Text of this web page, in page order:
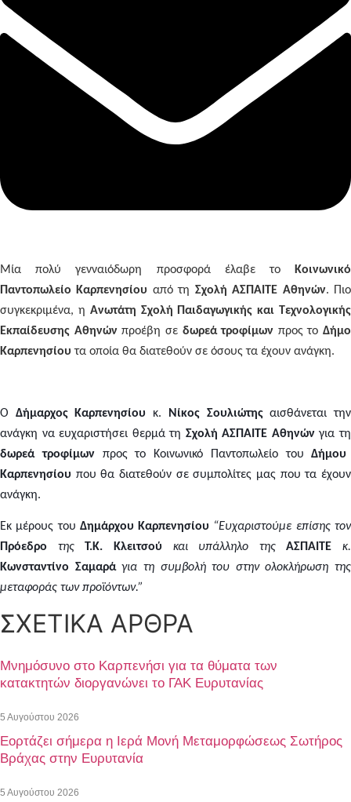
Μία πολύ γενναιόδωρη προσφορά έλαβε το Κοινωνικό
Παντοπωλείο Καρπενησίου από τη Σχολή ΑΣΠΑΙΤΕ Αθηνών. Πιο
συγκεκριμένα, η Ανωτάτη Σχολή Παιδαγωγικής και Τεχνολογικής
Εκπαίδευσης Αθηνώνπροέβη σε δωρεά τροφίμων προς το Δήμο
Καρπενησίουτα οποία θα διατεθούν σε όσους τα έχουν ανάγκη.
Ο Δήμαρχος Καρπενησίου κ. Νίκος Σουλιώτηςαισθάνεται την
ανάγκη να ευχαριστήσει θερμά τη Σχολή ΑΣΠΑΙΤΕ Αθηνώνγια τη
δωρεά τροφίμωνπρος το Κοινωνικό Παντοπωλείο τουΔήμου
Καρπενησίου που θα διατεθούν σε συμπολίτες μας που τα έχουν
ανάγκη.
Εκ μέρους του Δημάρχου Καρπενησίου “Ευχαριστούμε επίσης τον
Πρόεδρο τηςΤ.Κ. Κλειτσούκαι υπάλληλο τηςΑΣΠΑΙΤΕ κ.
Κωνσταντίνο Σαμαράγια τη συμβολή του στην ολοκλήρωση της
μεταφοράς των προϊόντων.”
ΣΧΕΤΙΚΑ ΑΡΘΡΑ
Μνημόσυνο στο Καρπενήσι για τα θύματα των
κατακτητών διοργανώνει το ΓΑΚ Ευρυτανίας
5 Αυγούστου 2026
Εορτάζει σήμερα η Ιερά Μονή Μεταμορφώσεως Σωτήρος
Βράχας στην Ευρυτανία
5 Αυγούστου 2026